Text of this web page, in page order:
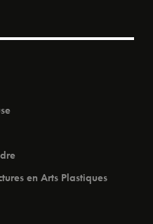
en Arts Plastiques